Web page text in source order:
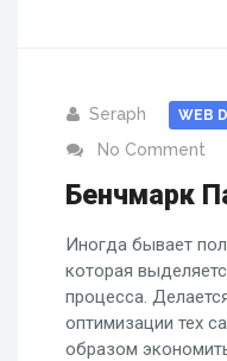
Seraph WEB
No Comment
Бенчмарк
Иногда бывает
которая
процесса.
оптимизации тех
образом